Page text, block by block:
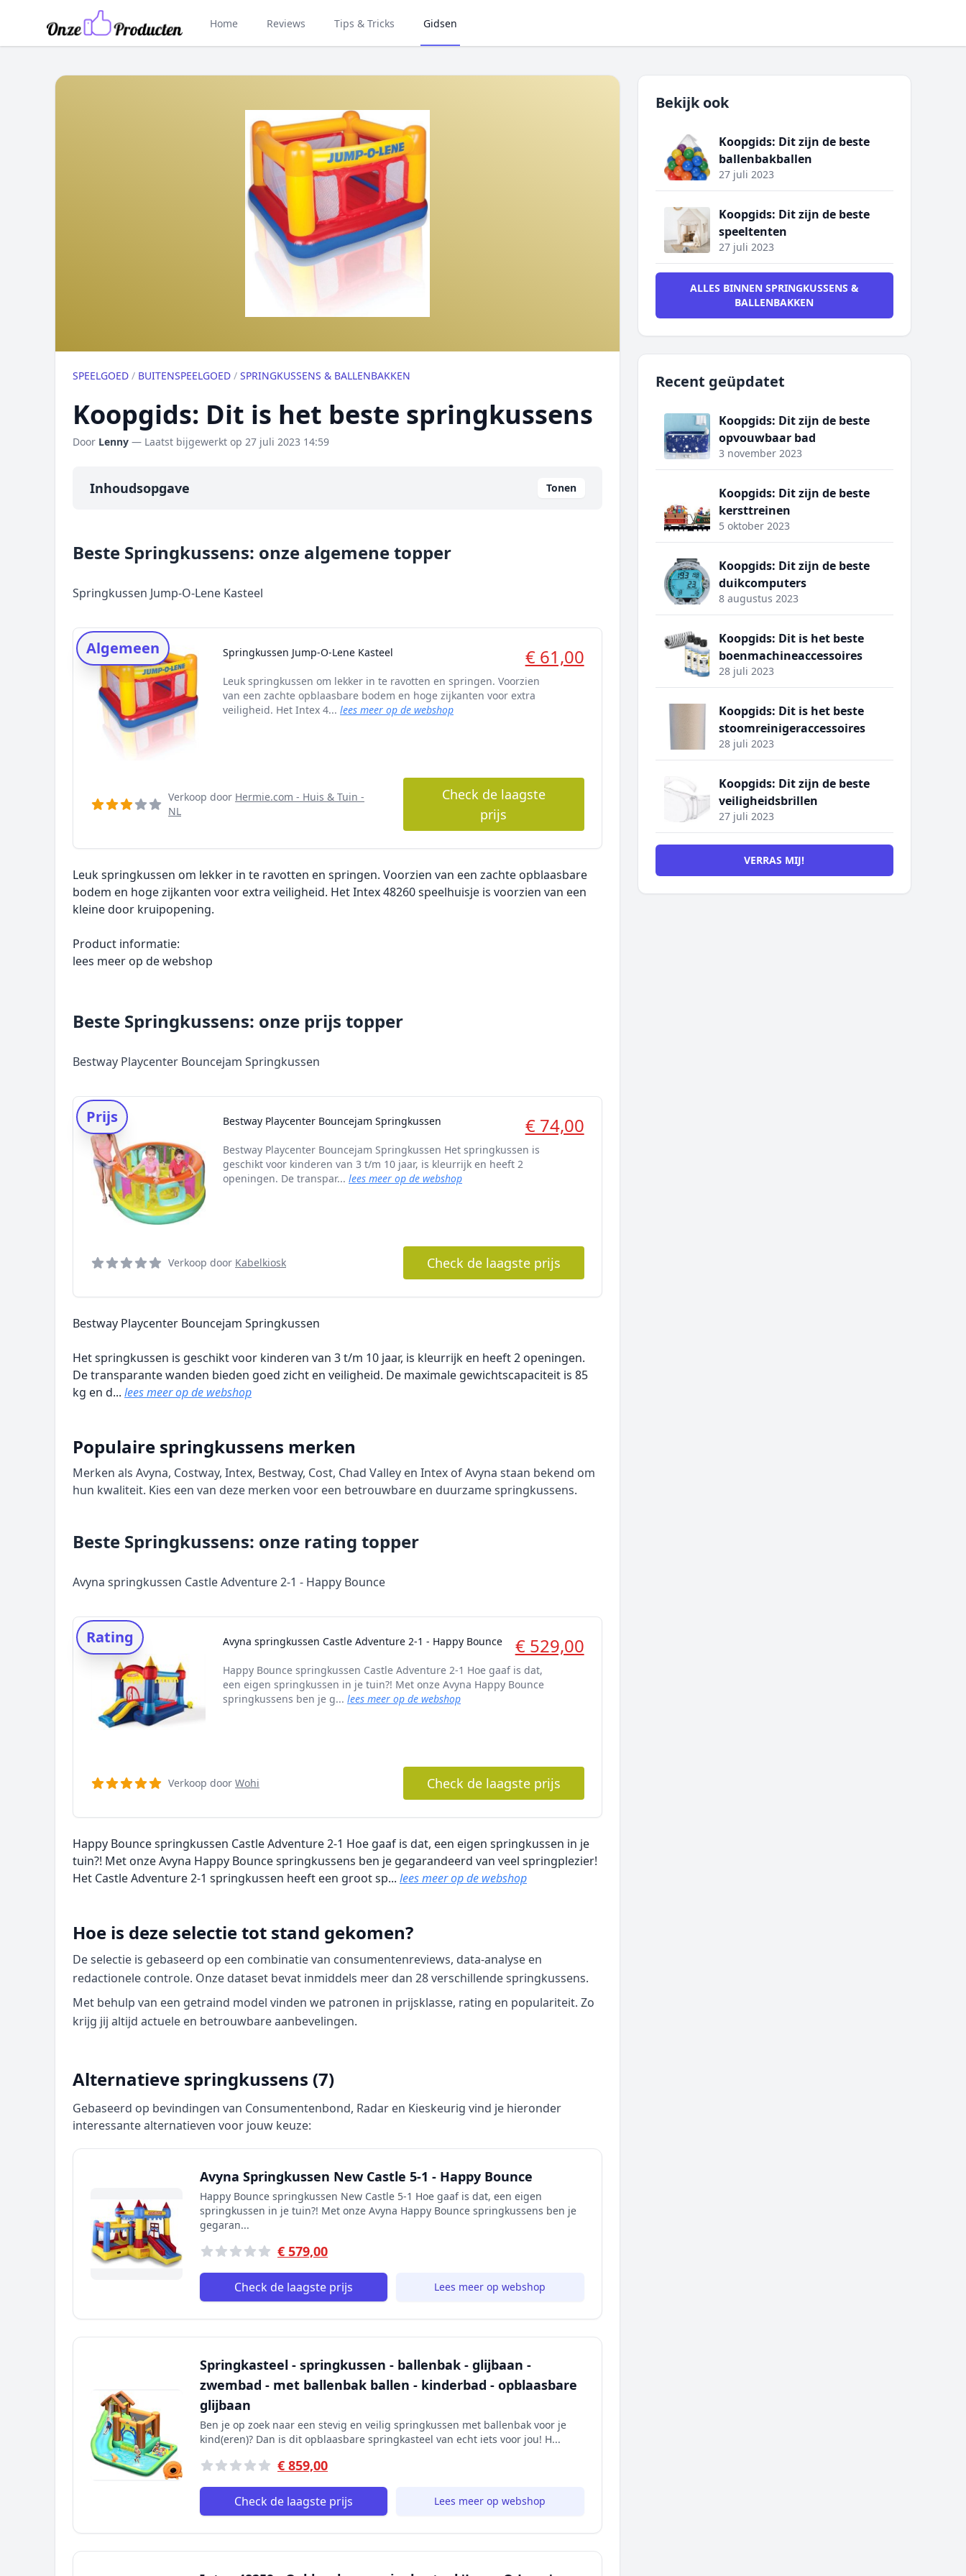
Home Reviews Tips & Tricks Gidsen
SPEELGOED / BUITENSPEELGOED / SPRINGKUSSENS & BALLENBAKKEN
Koopgids: Dit is het beste springkussens
Door Lenny — Laatst bijgewerkt op 27 juli 2023 14:59
Inhoudsopgave Tonen
Onze algemene topper
Populaire merken
Rating topper
Onderzoeksmethode
Alternatieven
Prijsniveaus
Beste Springkussens: onze algemene topper
Springkussen Jump-O-Lene Kasteel
Algemeen Springkussen Jump-O-Lene Kasteel € 61,00
Leuk springkussen om lekker in te ravotten en springen. Voorzien
van een zachte opblaasbare bodem en hoge zijkanten voor extra
veiligheid. Het Intex 4... lees meer op de webshop
Verkoop door Hermie.com - Huis & Tuin -
NL
Check de laagste
prijs
Leuk springkussen om lekker in te ravotten en springen. Voorzien van een zachte opblaasbare
bodem en hoge zijkanten voor extra veiligheid. Het Intex 48260 speelhuisje is voorzien van een
kleine door kruipopening.
Product informatie:
lees meer op de webshop
Beste Springkussens: onze prijs topper
Bestway Playcenter Bouncejam Springkussen
Prijs Bestway Playcenter Bouncejam Springkussen € 74,00
Bestway Playcenter Bouncejam Springkussen Het springkussen is
geschikt voor kinderen van 3 t/m 10 jaar, is kleurrijk en heeft 2
openingen. De transpar... lees meer op de webshop
Verkoop door Kabelkiosk Check de laagste prijs
Bestway Playcenter Bouncejam Springkussen
Het springkussen is geschikt voor kinderen van 3 t/m 10 jaar, is kleurrijk en heeft 2 openingen.
De transparante wanden bieden goed zicht en veiligheid. De maximale gewichtscapaciteit is 85
kg en d... lees meer op de webshop
Populaire springkussens merken
Merken als Avyna, Costway, Intex, Bestway, Cost, Chad Valley en Intex of Avyna staan bekend om
hun kwaliteit. Kies een van deze merken voor een betrouwbare en duurzame springkussens.
Beste Springkussens: onze rating topper
Avyna springkussen Castle Adventure 2-1 - Happy Bounce
Rating Avyna springkussen Castle Adventure 2-1 - Happy Bounce € 529,00
Happy Bounce springkussen Castle Adventure 2-1 Hoe gaaf is dat,
een eigen springkussen in je tuin?! Met onze Avyna Happy Bounce
springkussens ben je g... lees meer op de webshop
Verkoop door Wohi Check de laagste prijs
Happy Bounce springkussen Castle Adventure 2-1 Hoe gaaf is dat, een eigen springkussen in je
tuin?! Met onze Avyna Happy Bounce springkussens ben je gegarandeerd van veel springplezier!
Het Castle Adventure 2-1 springkussen heeft een groot sp... lees meer op de webshop
Hoe is deze selectie tot stand gekomen?
De selectie is gebaseerd op een combinatie van consumentenreviews, data‑analyse en
redactionele controle. Onze dataset bevat inmiddels meer dan 28 verschillende springkussens.
Met behulp van een getraind model vinden we patronen in prijsklasse, rating en populariteit. Zo
krijg jij altijd actuele en betrouwbare aanbevelingen.
Alternatieve springkussens (7)
Gebaseerd op bevindingen van Consumentenbond, Radar en Kieskeurig vind je hieronder
interessante alternatieven voor jouw keuze:
Avyna Springkussen New Castle 5-1 - Happy Bounce
Happy Bounce springkussen New Castle 5-1 Hoe gaaf is dat, een eigen
springkussen in je tuin?! Met onze Avyna Happy Bounce springkussens ben je
gegaran...
€ 579,00
Check de laagste prijs Lees meer op webshop
Springkasteel - springkussen - ballenbak - glijbaan -
zwembad - met ballenbak ballen - kinderbad - opblaasbare
glijbaan
Ben je op zoek naar een stevig en veilig springkussen met ballenbak voor je
kind(eren)? Dan is dit opblaasbare springkasteel van echt iets voor jou! H...
€ 859,00
Check de laagste prijs Lees meer op webshop
Bekijk ook
Koopgids: Dit zijn de beste
ballenbakballen
27 juli 2023
Koopgids: Dit zijn de beste
speeltenten
27 juli 2023
ALLES BINNEN SPRINGKUSSENS &
BALLENBAKKEN
Recent geüpdatet
Koopgids: Dit zijn de beste
opvouwbaar bad
3 november 2023
Koopgids: Dit zijn de beste
kersttreinen
5 oktober 2023
Koopgids: Dit zijn de beste
duikcomputers
8 augustus 2023
Koopgids: Dit is het beste
boenmachineaccessoires
28 juli 2023
Koopgids: Dit is het beste
stoomreinigeraccessoires
28 juli 2023
Koopgids: Dit zijn de beste
veiligheidsbrillen
27 juli 2023
VERRAS MIJ!